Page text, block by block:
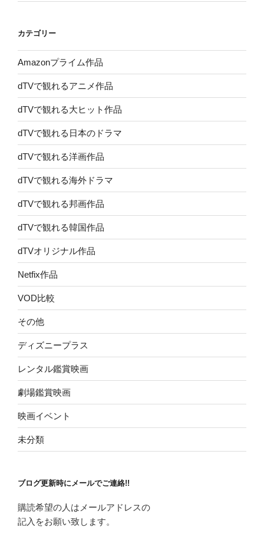
カテゴリー
Amazonプライム作品
dTVで観れるアニメ作品
dTVで観れる大ヒット作品
dTVで観れる日本のドラマ
dTVで観れる洋画作品
dTVで観れる海外ドラマ
dTVで観れる邦画作品
dTVで観れる韓国作品
dTVオリジナル作品
Netfix作品
VOD比較
その他
ディズニープラス
レンタル鑑賞映画
劇場鑑賞映画
映画イベント
未分類
ブログ更新時にメールでご連絡!!
購読希望の人はメールアドレスの
記入をお願い致します。